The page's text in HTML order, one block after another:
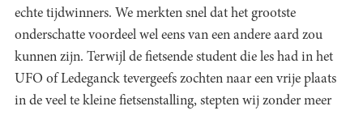
echte tijdwinners. We merkten snel dat het grootste
onderschatte voordeel wel eens van een andere aard zou
kunnen zijn. Terwijl de fietsende student die les had in het
UFO of Ledeganck tevergeefs zochten naar een vrije plaats
in de veel te kleine fietsenstalling, stepten wij zonder meer